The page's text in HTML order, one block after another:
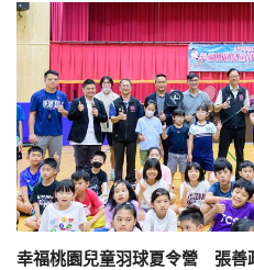
幸福桃園兒童羽球夏令營 張善